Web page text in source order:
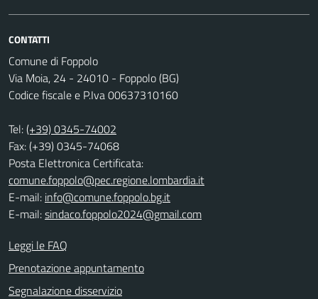
CONTATTI
Comune di Foppolo
Via Moia, 24 - 24010 - Foppolo (BG)
Codice fiscale e P.Iva 00637310160
Tel:(+39) 0345-74002
Fax: (+39) 0345-74068
Posta Elettronica Certificata:
comune.foppolo@pec.regione.lombardia.it
E-mail: info@comune.foppolo.bg.it
E-mail:sindaco.foppolo2024@gmail.com
Leggi le FAQ
Prenotazione appuntamento
Segnalazione disservizio